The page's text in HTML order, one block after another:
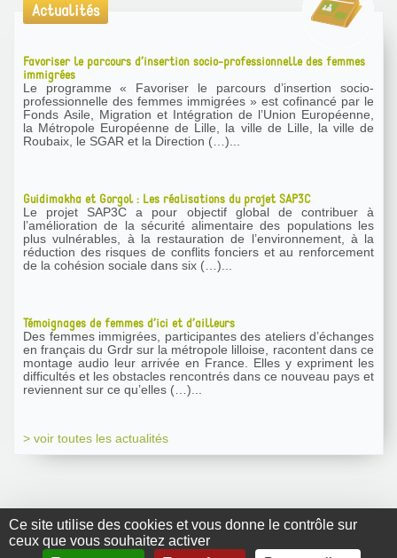
Ce site utilise des cookies et vous donne le contrôle sur
ceux que vous souhaitez activer
Actualités
Favoriser le parcours d’insertion socio-professionnelle des femmes
immigrées
Le programme « Favoriser le parcours d’insertion socio-
professionnelle des femmes immigrées » est cofinancé par le
Fonds Asile, Migration et Intégration de l’Union Européenne,
la Métropole Européenne de Lille, la ville de Lille, la ville de
Roubaix, le SGAR et la Direction (…)...
Guidimakha et Gorgol : Les réalisations du projet SAP3C
Le projet SAP3C a pour objectif global de contribuer à
l’amélioration de la sécurité alimentaire des populations les
plus vulnérables, à la restauration de l’environnement, à la
réduction des risques de conflits fonciers et au renforcement
de la cohésion sociale dans six (…)...
Témoignages de femmes d’ici et d’ailleurs
Des femmes immigrées, participantes des ateliers d’échanges
en français du Grdr sur la métropole lilloise, racontent dans ce
montage audio leur arrivée en France. Elles y expriment les
difficultés et les obstacles rencontrés dans ce nouveau pays et
reviennent sur ce qu’elles (…)...
> voir toutes les actualités